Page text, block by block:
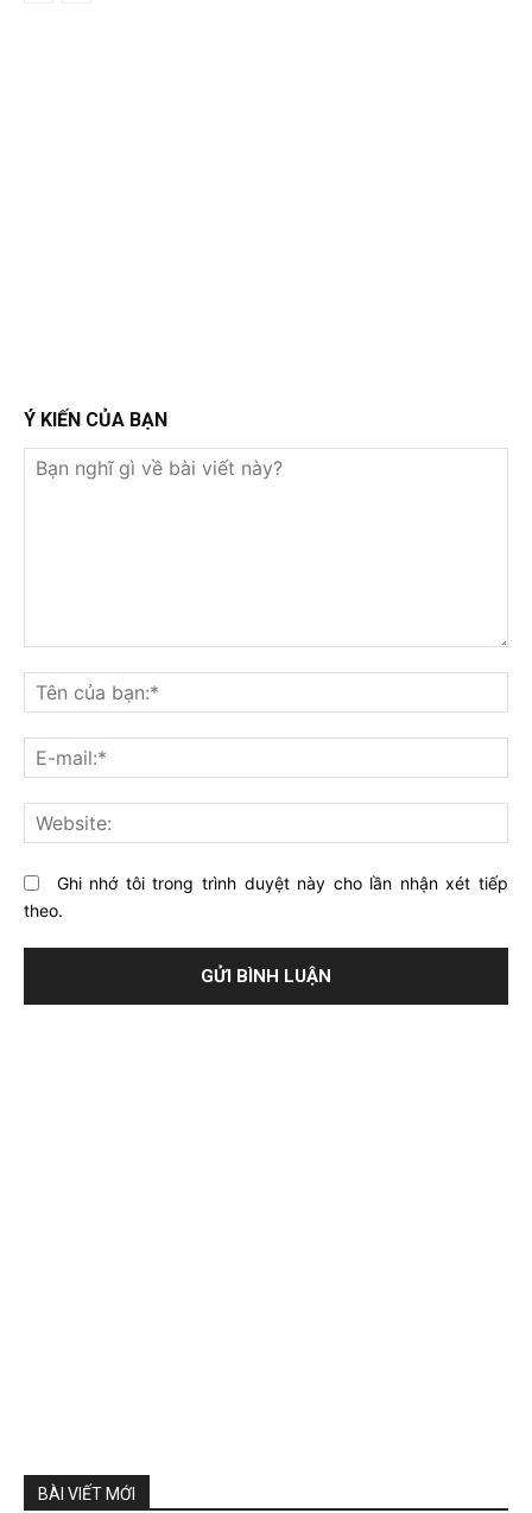
Ý KIẾN CỦA BẠN
nghĩ
gì
về
bài
viết
này?
Ghi nhớ tôi trong trình duyệt này cho lần nhận xét tiếp
theo.
BÀI VIẾT MỚI